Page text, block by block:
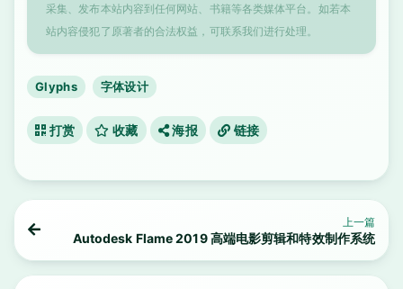
采集、发布本站内容到任何网站、书籍等各类媒体平台。如若本
站内容侵犯了原著者的合法权益，可联系我们进行处理。
Glyphs 字体设计
打赏 收藏 海报 链接
上一篇
Autodesk Flame 2019 高端电影剪辑和特效制作系统